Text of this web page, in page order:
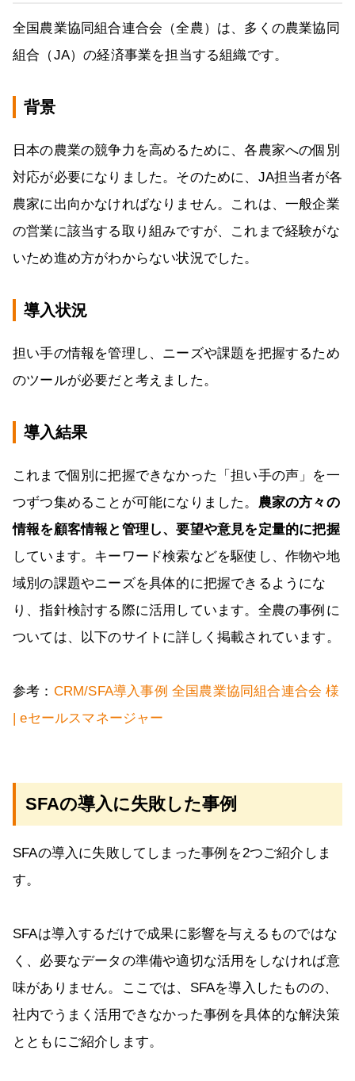
全国農業協同組合連合会（全農）は、多くの農業協同
組合（JA）の経済事業を担当する組織です。
背景
日本の農業の競争力を高めるために、各農家への個別
対応が必要になりました。そのために、JA担当者が各
農家に出向かなければなりません。これは、一般企業
の営業に該当する取り組みですが、これまで経験がな
いため進め方がわからない状況でした。
導入状況
担い手の情報を管理し、ニーズや課題を把握するため
のツールが必要だと考えました。
導入結果
これまで個別に把握できなかった「担い手の声」を一
つずつ集めることが可能になりました。 農家の方々の
情報を顧客情報と管理し、要望や意見を定量的に把握
しています。キーワード検索などを駆使し、作物や地
域別の課題やニーズを具体的に把握できるようにな
り、指針検討する際に活用しています。全農の事例に
ついては、以下のサイトに詳しく掲載されています。
参考： CRM/SFA導入事例 全国農業協同組合連合会 様
| eセールスマネージャー
SFAの導入に失敗した事例
SFAの導入に失敗してしまった事例を2つご紹介しま
す。
SFAは導入するだけで成果に影響を与えるものではな
く、必要なデータの準備や適切な活用をしなければ意
味がありません。ここでは、SFAを導入したものの、
社内でうまく活用できなかった事例を具体的な解決策
とともにご紹介します。